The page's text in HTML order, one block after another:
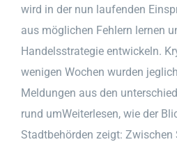
wird in der nun laufenden
aus möglichen Fehlern lernen
Handelsstrategie entwickeln.
wenigen Wochen wurden
Meldungen aus den
rund umWeiterlesen, wie der
Stadtbehörden zeigt: Zwischen